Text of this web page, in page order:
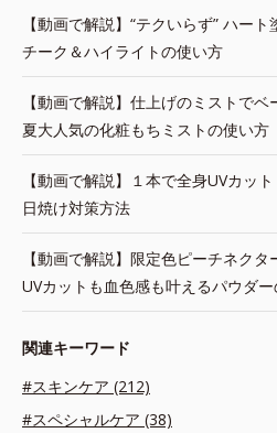
【動画で解説】“テクいらず” ハー
チーク＆ハイライトの使い方
【動画で解説】仕上げのミストで
夏大人気の化粧もちミストの使い方
【動画で解説】１本で全身UVカッ
日焼け対策方法
【動画で解説】限定色ピーチネクタ
UVカットも血色感も叶えるパウダ
関連キーワード
#スキンケア (212)
#スペシャルケア (38)